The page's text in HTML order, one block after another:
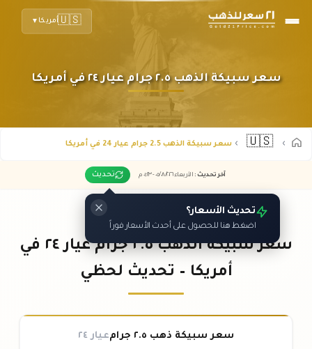
🇺🇸أمريكا ▼
سعر سبيكة الذهب ٢.٥ جرام عيار ٢٤ في أمريكا
🇺🇸 سعر سبيكة الذهب 2.5 جرام عيار 24 في أمريكا
آخر تحديث : الأربعاء ٠٥ /٠٨/٢٠٢٦ - ٠١:٢٣م تحديث
تحديث الأسعار؟
اضغط هنا للحصول على أحدث الأسعار فوراً
سعر سبيكة الذهب ٢.٥ جرام عيار ٢٤ في
أمريكا – تحديث لحظي
سعر سبيكة ذهب ٢.٥ جرام عيار ٢٤